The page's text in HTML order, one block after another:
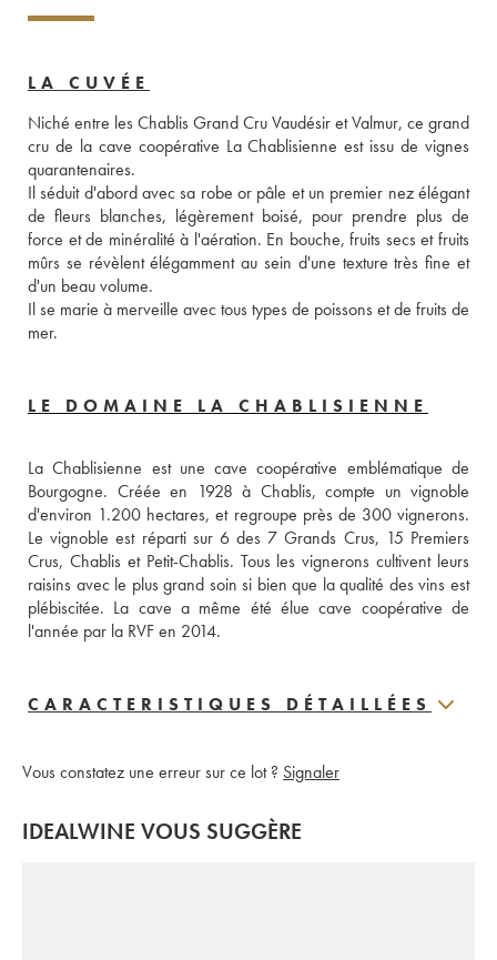
LA CUVÉE
Niché entre les Chablis Grand Cru Vaudésir et Valmur, ce grand
cru de la cave coopérative La Chablisienne est issu de vignes
quarantenaires.
Il séduit d'abord avec sa robe or pâle et un premier nez élégant
de fleurs blanches, légèrement boisé, pour prendre plus de
force et de minéralité à l'aération. En bouche, fruits secs et fruits
mûrs se révèlent élégamment au sein d'une texture très fine et
d'un beau volume.
Il se marie à merveille avec tous types de poissons et de fruits de
mer.
LE DOMAINE LA CHABLISIENNE
La Chablisienne est une cave coopérative emblématique de
Bourgogne. Créée en 1928 à Chablis, compte un vignoble
d'environ 1.200 hectares, et regroupe près de 300 vignerons.
Le vignoble est réparti sur 6 des 7 Grands Crus, 15 Premiers
Crus, Chablis et Petit-Chablis. Tous les vignerons cultivent leurs
raisins avec le plus grand soin si bien que la qualité des vins est
plébiscitée. La cave a même été élue cave coopérative de
CARACTERISTIQUES DÉTAILLÉES
Vous constatez une erreur sur ce lot ? Signaler
IDEALWINE VOUS SUGGÈRE